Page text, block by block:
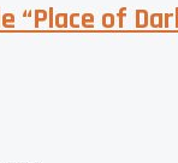
“Place of